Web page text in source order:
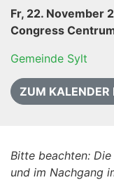
Fr, 22. November
Congress
Gemeinde Sylt
ZUM KALENDER
Bitte beachten:
und im Nachgang